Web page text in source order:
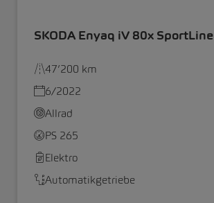
SKODA Enyaq iV 80x SportLine
47’200 km
6/2022
Allrad
PS 265
Elektro
Automatikgetriebe